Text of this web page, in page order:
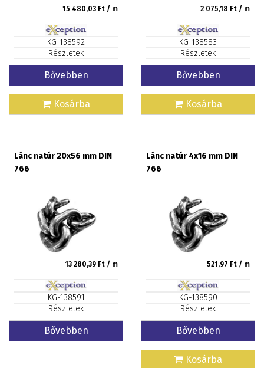
15 480,03 Ft / m
KG-138592
Részletek
Bővebben
Kosárba
2 075,18 Ft / m
KG-138583
Részletek
Bővebben
Kosárba
Lánc natúr 20x56 mm DIN
766
13 280,39 Ft / m
KG-138591
Részletek
Bővebben
Lánc natúr 4x16 mm DIN
766
521,97 Ft / m
KG-138590
Részletek
Bővebben
Kosárba